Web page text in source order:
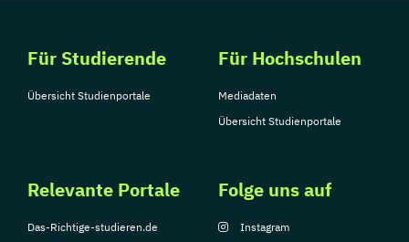
Für Studierende
Übersicht Studienportale
Für Hochschulen
Mediadaten
Übersicht Studienportale
Relevante Portale
Das-Richtige-studieren.de
Folge uns auf
Instagram